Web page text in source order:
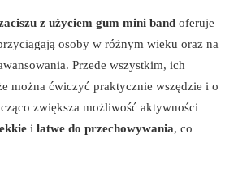
z użyciem gum mini band oferuje
osoby w różnym wieku oraz na
Przede wszystkim, ich
można ćwiczyć praktycznie wszędzie i o
zwiększa możliwość aktywności
i łatwe do przechowywania, co